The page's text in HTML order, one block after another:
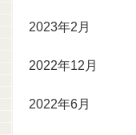
2023年2月
2022年12月
2022年6月